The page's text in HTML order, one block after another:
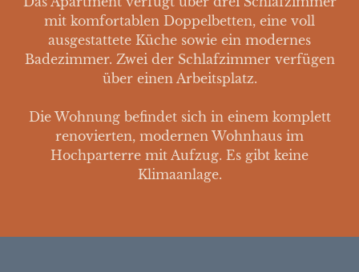
mit komfortablen Doppelbetten, eine voll
ausgestattete Küche sowie ein modernes
Badezimmer. Zwei der Schlafzimmer verfügen
über einen Arbeitsplatz.
Die Wohnung befindet sich in einem komplett
renovierten, modernen Wohnhaus im
Hochparterre mit Aufzug. Es gibt keine
Klimaanlage.